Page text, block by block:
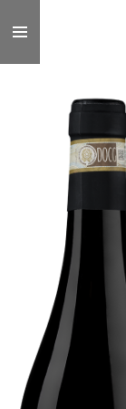
direct
naar
hoofdinhoud